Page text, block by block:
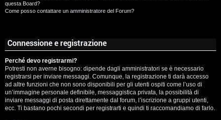
questa Board?
Come posso contattare un amministratore del Forum?
Connessione e registrazione
Perché devo registrarmi?
Potresti non averne bisogno: dipende dagli amministratori se è necessario
registrarsi per inviare messaggi. Comunque, la registrazione ti darà accesso
ad altre funzioni che non sono disponibili per gli utenti ospiti come l’uso di
un’immagine personale definibile, messaggistica privata, la possibilità di
inviare messaggi di posta direttamente dal forum, l’iscrizione a gruppi utenti,
ecc. Ti bastano pochi secondi per registrarti e quindi ti raccomandiamo di farlo.